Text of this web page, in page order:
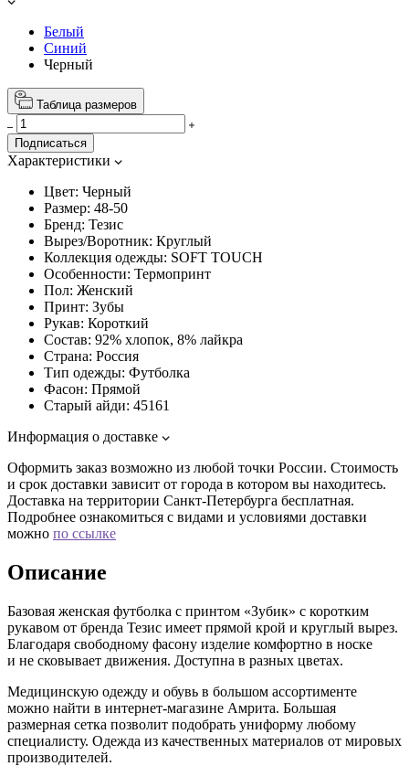
Белый
Синий
Черный
Таблица размеров
Подписаться
Характеристики
Цвет: Черный
Размер: 48-50
Бренд: Тезис
Вырез/Воротник: Круглый
Коллекция одежды: SOFT TOUCH
Особенности: Термопринт
Пол: Женский
Принт: Зубы
Рукав: Короткий
Состав: 92% хлопок, 8% лайкра
Страна: Россия
Тип одежды: Футболка
Фасон: Прямой
Старый айди: 45161
Информация о доставке
Оформить заказ возможно из любой точки России. Стоимость
и срок доставки зависит от города в котором вы находитесь.
Доставка на территории Санкт-Петербурга бесплатная.
Подробнее ознакомиться с видами и условиями доставки
можно по ссылке
Описание
Базовая женская футболка с принтом «Зубик» с коротким
рукавом от бренда Тезис имеет прямой крой и круглый вырез.
Благодаря свободному фасону изделие комфортно в носке
и не сковывает движения. Доступна в разных цветах.
Медицинскую одежду и обувь в большом ассортименте
можно найти в интернет-магазине Амрита. Большая
размерная сетка позволит подобрать униформу любому
специалисту. Одежда из качественных материалов от мировых
производителей.